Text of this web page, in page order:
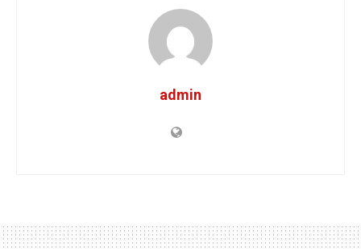
admin